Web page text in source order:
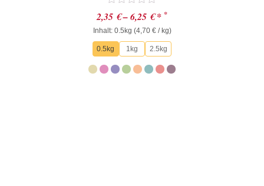
Bewertet
mit
0
von
5
2,35 €–6,25 €* *
Inhalt: 0.5kg (4,70 €/ kg)
0.5kg 1kg 2.5kg